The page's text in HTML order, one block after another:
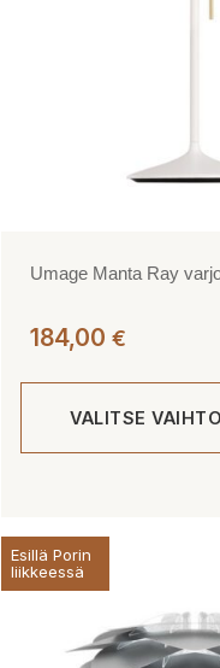
Umage Manta Ray
184,00 €
VALITSE
on
useampi
Esillä Porin
liikkeessä